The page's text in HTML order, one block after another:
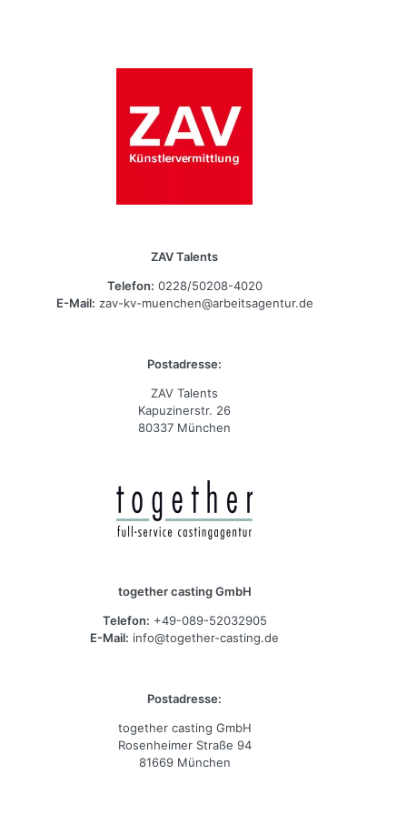
ZAV Talents
Telefon: 0228/50208-4020
E-Mail: zav-kv-muenchen@arbeitsagentur.de
Postadresse:
ZAV Talents
Kapuzinerstr. 26
80337 München
together casting GmbH
Telefon: +49-089-52032905
E-Mail: info@together-casting.de
Postadresse:
together casting GmbH
Rosenheimer Straße 94
81669 München